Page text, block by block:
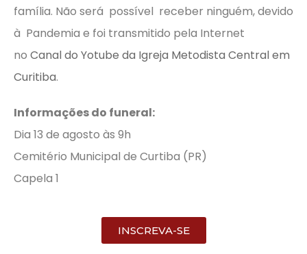
família. Não será possível receber ninguém, devido
à Pandemia e foi transmitido pela Internet
no Canal do Yotube da Igreja Metodista Central em
Curitiba.
Informações do funeral:
Dia 13 de agosto às 9h
Cemitério Municipal de Curtiba (PR)
Capela 1
INSCREVA-SE